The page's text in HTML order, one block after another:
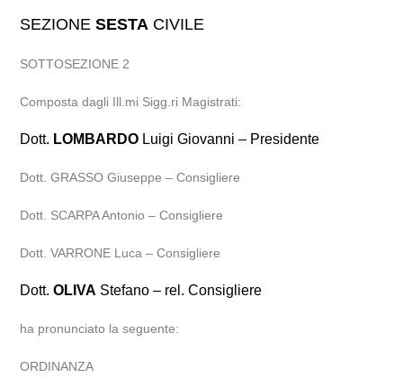
SEZIONESESTA CIVILE
SOTTOSEZIONE 2
Composta dagli Ill.mi Sigg.ri Magistrati:
Dott. LOMBARDO Luigi Giovanni – Presidente
Dott. GRASSO Giuseppe – Consigliere
Dott. SCARPA Antonio – Consigliere
Dott. VARRONE Luca – Consigliere
Dott.OLIVA Stefano – rel. Consigliere
ha pronunciato la seguente:
ORDINANZA